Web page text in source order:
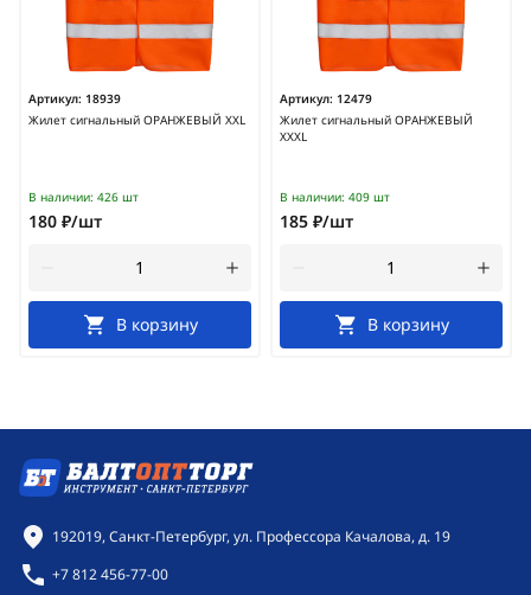
Артикул: 18939
Жилет сигнальный ОРАНЖЕВЫЙ XXL
В наличии: 426 шт
180 ₽/шт
В корзину
Артикул: 12479
Жилет сигнальный ОРАНЖЕВЫЙ
ХХXL
В наличии: 409 шт
185 ₽/шт
В корзину
Контактная информация
192019, Санкт-Петербург, ул. Профессора Качалова, д. 19
+7 812 456-77-00